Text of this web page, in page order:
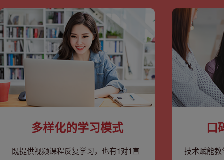
多样化的学习模式
既提供视频课程反复学习，也有1对1直
口
技术赋能